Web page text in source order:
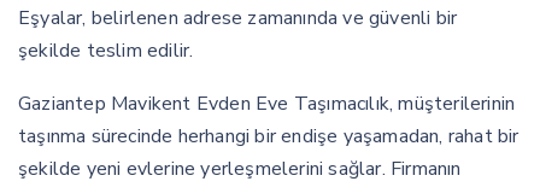
Eşyalar, belirlenen adrese zamanında ve güvenli bir
şekilde teslim edilir.
Gaziantep Mavikent Evden Eve Taşımacılık, müşterilerinin
taşınma sürecinde herhangi bir endişe yaşamadan, rahat bir
şekilde yeni evlerine yerleşmelerini sağlar. Firmanın